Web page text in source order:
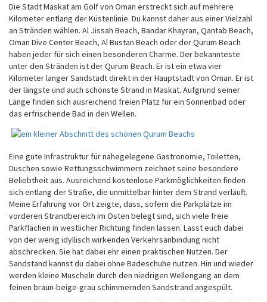
Die Stadt Maskat am Golf von Oman erstreckt sich auf mehrere
Kilometer entlang der Küstenlinie. Du kannst daher aus einer Vielzahl
an Stränden wählen. Al Jissah Beach, Bandar Khayran, Qantab Beach,
Oman Dive Center Beach, Al Bustan Beach oder der Qurum Beach
haben jeder für sich einen besonderen Charme. Der bekannteste
unter den Stränden ist der Qurum Beach. Er ist ein etwa vier
Kilometer langer Sandstadt direkt in der Hauptstadt von Oman. Er ist
der längste und auch schönste Strand in Maskat. Aufgrund seiner
Länge finden sich ausreichend freien Platz für ein Sonnenbad oder
das erfrischende Bad in den Wellen.
Eine gute Infrastruktur für nahegelegene Gastronomie, Toiletten,
Duschen sowie Rettungsschwimmern zeichnet seine besondere
Beliebtheit aus. Ausreichend kostenlose Parkmöglichkeiten finden
sich entlang der Straße, die unmittelbar hinter dem Strand verläuft.
Meine Erfahrung vor Ort zeigte, dass, sofern die Parkplätze im
vorderen Strandbereich im Osten belegt sind, sich viele freie
Parkflächen in westlicher Richtung finden lassen. Lasst euch dabei
von der wenig idyllisch wirkenden Verkehrsanbindung nicht
abschrecken. Sie hat dabei ehr einen praktischen Nutzen. Der
Sandstand kannst du dabei ohne Badeschuhe nutzen. Hin und wieder
werden kleine Muscheln durch den niedrigen Wellengang an dem
feinen braun-beige-grau schimmernden Sandstrand angespült.